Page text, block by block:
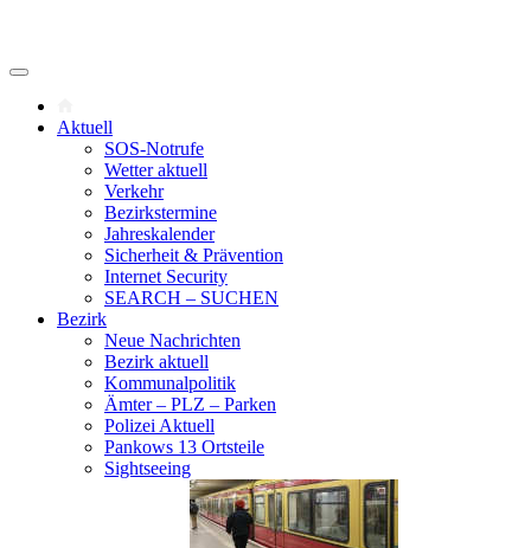
Aktuell
SOS-Notrufe
Wetter aktuell
Verkehr
Bezirkstermine
Jahreskalender
Sicherheit & Prävention
Internet Security
SEARCH – SUCHEN
Bezirk
Neue Nachrichten
Bezirk aktuell
Kommunalpolitik
Ämter – PLZ – Parken
Polizei Aktuell
Pankows 13 Ortsteile
Sightseeing